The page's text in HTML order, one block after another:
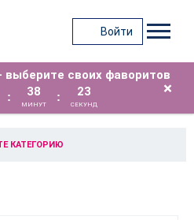
Войти
своих фаворитов
: 38
МИНУТ
: 23
СЕКУНД
×
КАТЕГОРИЮ